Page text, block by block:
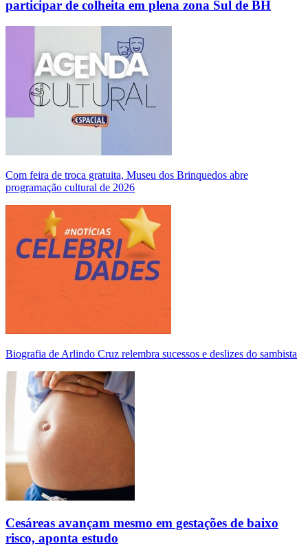
participar de colheita em plena zona Sul de BH
Com feira de troca gratuita, Museu dos Brinquedos abre
programação cultural de 2026
Biografia de Arlindo Cruz relembra sucessos e deslizes do sambista
Cesáreas avançam mesmo em gestações de baixo
risco, aponta estudo